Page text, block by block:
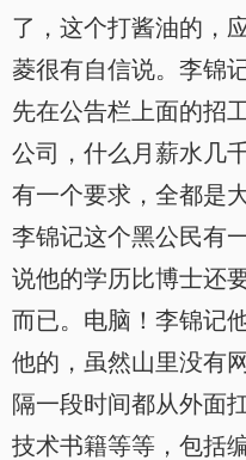
了，这个打酱油的，
菱很有自信说。李锦
先在公告栏上面的招
公司，什么月薪水几
有一个要求，全都是
李锦记这个黑公民有
说他的学历比博士还
而已。电脑！李锦记
他的，虽然山里没有
隔一段时间都从外面
技术书籍等等，包括